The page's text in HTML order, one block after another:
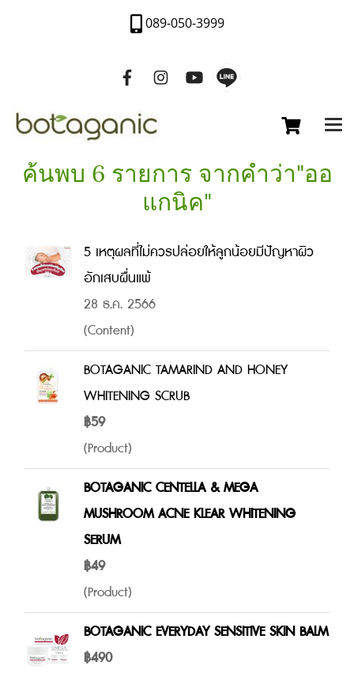
089-050-3999
ค้นพบ 6 รายการ จากคำว่า"ออ
แกนิค"
5 เหตุผลที่ไม่ควรปล่อยให้ลูกน้อยมีปัญหาผิว
อักเสบผื่นแพ้
28 ธ.ค. 2566
(Content)
BOTAGANIC TAMARIND AND HONEY
WHITENING SCRUB
฿59
(Product)
BOTAGANIC CENTELLA & MEGA
MUSHROOM ACNE KLEAR WHITENING
SERUM
฿49
(Product)
BOTAGANIC EVERYDAY SENSITIVE SKIN BALM
฿490